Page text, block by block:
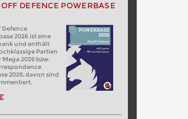
DEFENCE POWERBASE
Defence
2026 ist eine
und enthält
Partien
Mega 2026 bzw.
2026, davon sind